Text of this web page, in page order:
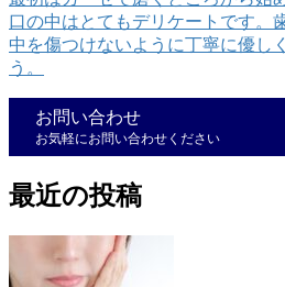
口の中はとてもデリケートです。
中を傷つけないように丁寧に優し
う。
お問い合わせ
お気軽にお問い合わせください
最近の投稿